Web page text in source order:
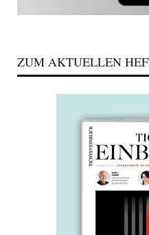
ZUM AKTUELLEN